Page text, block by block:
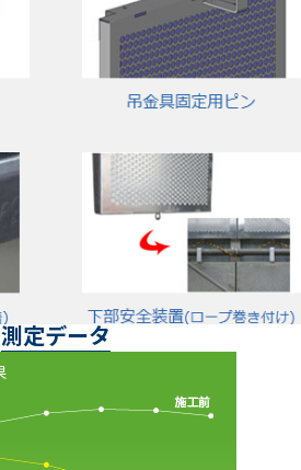
測定データ